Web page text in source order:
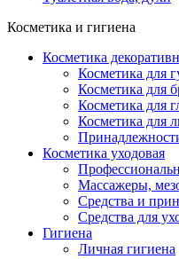
Косметика и гигиена
Косметика
Косметика для
Косметика для
Косметика для
Косметика для
Косметика уходовая
Массажеры,
Средства и
Средства для
Гигиена
Личная гигиена